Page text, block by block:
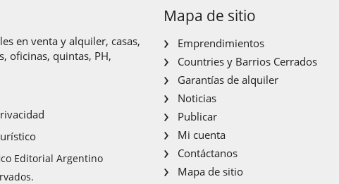
en venta y alquiler, casas,
oficinas, quintas, PH,
Editorial Argentino
Mapa de sitio
Emprendimientos
Countries y Barrios Cerrados
Garantías de alquiler
Noticias
Publicar
Mi cuenta
Contáctanos
Mapa de sitio